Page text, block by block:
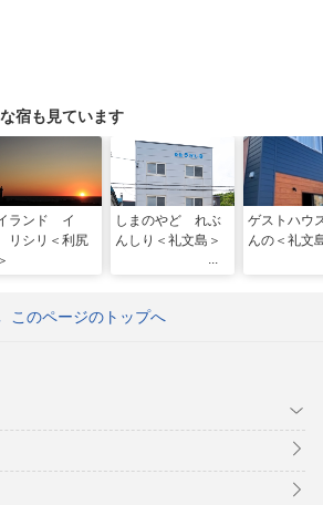
宿も見ています
ランド イ
シリ＜利尻
しまのやど れぶ
んしり＜礼文島＞
ゲストハ
んの＜礼文
このページのトップへ